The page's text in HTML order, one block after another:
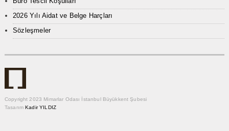
2026 Yılı Aidat ve Belge Harçları
Sözleşmeler
Copyright 2023 Mimarlar Odası İstanbul Büyükkent Şubesi
TasarımKadir YILDIZ